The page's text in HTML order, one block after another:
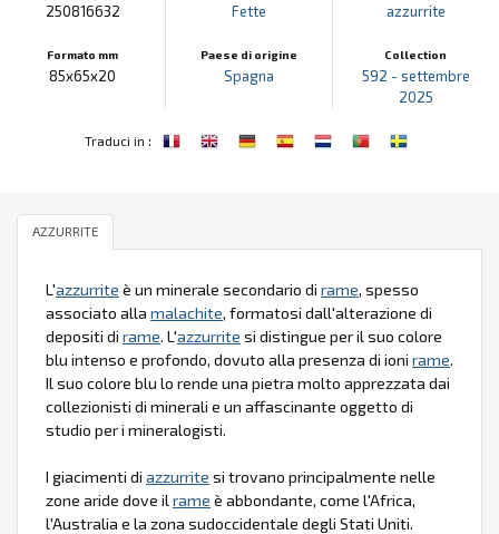
250816632
Formato mm
85x65x20
Fette
Paese di origine
Spagna
azzurrite
Collection
592 - settembre
2025
Traduci in :
AZZURRITE
L'azzurrite è un minerale secondario di rame, spesso
associato alla malachite, formatosi dall'alterazione di
depositi di rame. L'azzurrite si distingue per il suo colore
blu intenso e profondo, dovuto alla presenza di ioni rame.
Il suo colore blu lo rende una pietra molto apprezzata dai
collezionisti di minerali e un affascinante oggetto di
studio per i mineralogisti.
I giacimenti di azzurrite si trovano principalmente nelle
zone aride dove il rame è abbondante, come l'Africa,
l'Australia e la zona sudoccidentale degli Stati Uniti.